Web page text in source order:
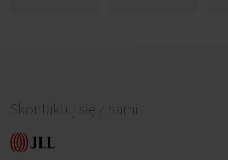
Skontaktuj się z nami